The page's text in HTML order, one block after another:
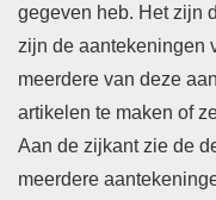
gegeven heb. Het zijn
zijn de aantekeningen
meerdere van deze
artikelen te maken of
Aan de zijkant zie de
meerdere